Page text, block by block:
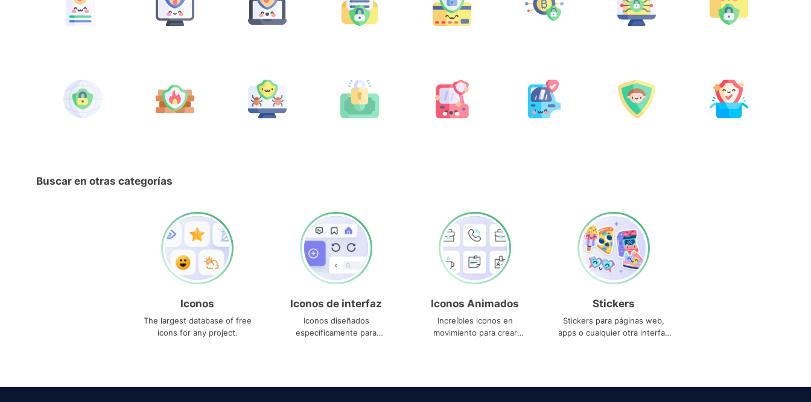
Buscar en otras categorías
Iconos
The largest database of free
icons for any project.
Iconos de interfaz
Iconos diseñados
específicamente para
Iconos Animados
Increíbles iconos en
movimiento para crear
Stickers
Stickers para páginas web,
apps o cualquier otra interfaz